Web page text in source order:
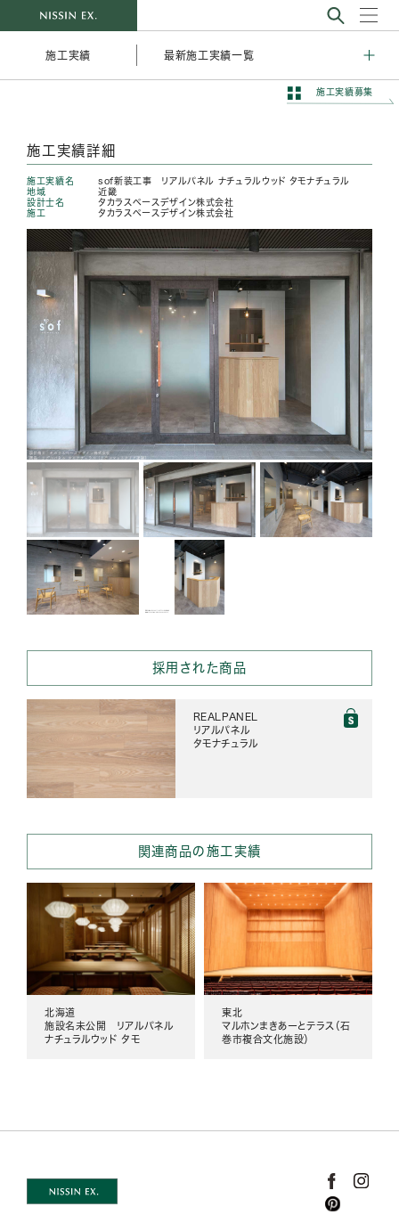
施工実績 最新施工実績一覧
施工実績募集
採用された商品
REALPANEL
リアルパネル
タモナチュラル
関連商品の施工実績
北海道
施設名未公開 リアルパネル
ナチュラルウッド タモ
東北
マルホンまきあーとテラス（石
巻市複合文化施設）
施工実績詳細
施工実績名
sof新装工事 リアルパネル ナチュラルウッド タモナチュラル
地域
近畿
設計士名
タカラスペースデザイン株式会社
施工
タカラスペースデザイン株式会社